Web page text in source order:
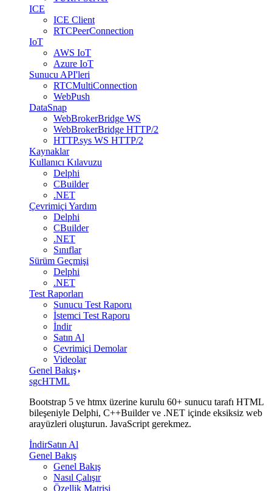
ICE
ICE Client
RTCPeerConnection
IoT
AWS IoT
Azure IoT
Sunucu API'leri
RTCMultiConnection
WebPush
DataSnap
WebBrokerBridge WS
WebBrokerBridge HTTP/2
HTTP.sys WS HTTP/2
Kaynaklar
Kullanıcı Kılavuzu
Delphi
CBuilder
.NET
Çevrimiçi Yardım
Delphi
CBuilder
.NET
Sınıflar
Sürüm Geçmişi
Delphi
.NET
Test Raporları
Sunucu Test Raporu
İstemci Test Raporu
İndir
Satın Al
Çevrimiçi Demolar
Videolar
Genel Bakış
sgcHTML
Bootstrap 5 ve htmx üzerine kurulu 60+ sunucu tarafı HTML
bileşeniyle Delphi, C++Builder ve .NET içinde eksiksiz web
arayüzleri oluşturun. JavaScript gerekmez.
İndirSatın Al
Genel Bakış
Genel Bakış
Nasıl Çalışır
Özellik Matrisi